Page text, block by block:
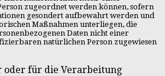
zugeordnet werden können, sofern
gesondert aufbewahrt werden und
Maßnahmen unterliegen, die
Daten nicht einer
natürlichen Person zugewiesen
für die Verarbeitung